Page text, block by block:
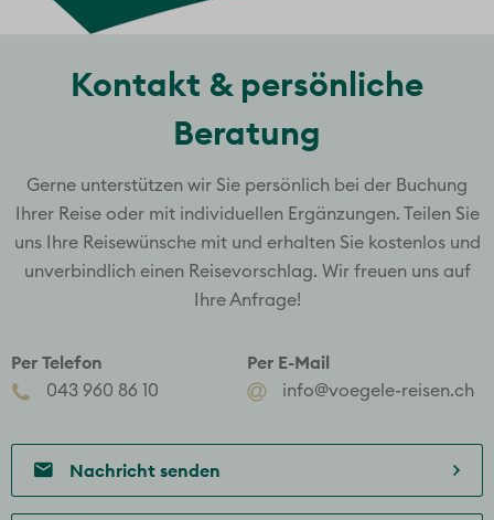
Kontakt & persönliche
Beratung
Gerne unterstützen wir Sie persönlich bei der Buchung
Ihrer Reise oder mit individuellen Ergänzungen. Teilen Sie
uns Ihre Reisewünsche mit und erhalten Sie kostenlos und
unverbindlich einen Reisevorschlag. Wir freuen uns auf
Ihre Anfrage!
Per Telefon
043 960 86 10
Per E-Mail
info@voegele-reisen.ch
Nachricht senden